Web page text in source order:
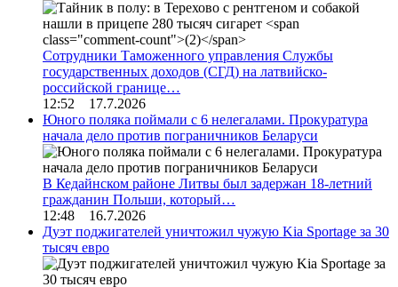
Сотрудники Таможенного управления Службы
государственных доходов (СГД) на латвийско-
российской границе…
12:52 17.7.2026
Юного поляка поймали с 6 нелегалами. Прокуратура
начала дело против пограничников Беларуси
В Кедайнском районе Литвы был задержан 18-летний
гражданин Польши, который…
12:48 16.7.2026
Дуэт поджигателей уничтожил чужую Kia Sportage за 30
тысяч евро